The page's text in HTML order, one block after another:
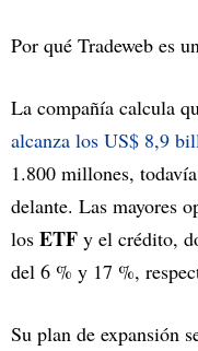
Por qué Tradeweb es
La compañía calcula
alcanza los US$ 8,9
1.800 millones,
delante. Las mayores
los ETF y el crédito,
del 6 % y 17 %,
Su plan de expansión